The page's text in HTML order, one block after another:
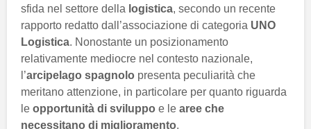
sfida nel settore della logistica, secondo un recente
rapporto redatto dall’associazione di categoria UNO
Logistica. Nonostante un posizionamento
relativamente mediocre nel contesto nazionale,
l’arcipelago spagnolo presenta peculiarità che
meritano attenzione, in particolare per quanto riguarda
le opportunità di sviluppo e le aree che
necessitano di miglioramento.